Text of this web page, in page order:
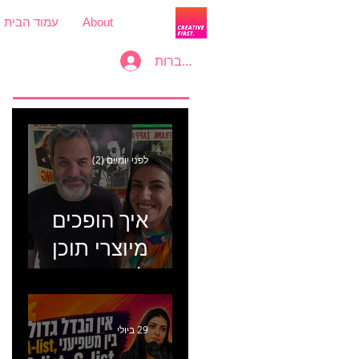
עמוד הבית About
להתחברות
איך הופכים
מיוצרי תוכן
למכונת
קמפיינים? פרק
446 עם יערה
לפני יומיים (2)
29 ביולי